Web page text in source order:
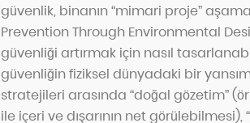
güvenlik, binanın “mimari proje”
Prevention Through Environmental
güvenliği artırmak için nasıl
güvenliğin fiziksel dünyadaki bir
stratejileri arasında “doğal gözetim”
ile içeri ve dışarının net